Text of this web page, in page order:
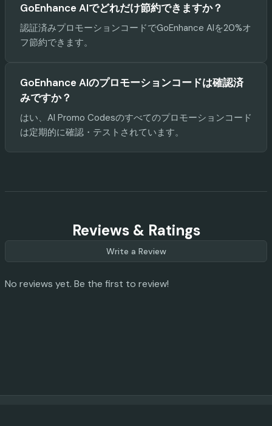
GoEnhance AIでどれだけ節約できますか？
認証済みプロモーションコードでGoEnhance AIを20%オ
フ節約できます。
GoEnhance AIのプロモーションコードは確認済
みですか？
はい、AI Promo Codesのすべてのプロモーションコード
は定期的に確認・テストされています。
Reviews & Ratings
Write a Review
No reviews yet. Be the first to review!